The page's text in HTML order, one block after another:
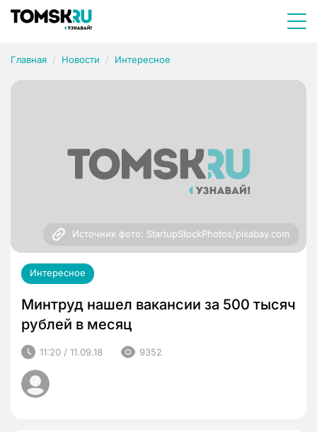
Главная Новости Интересное
Источник фото: StartupStockPhotos/pixabay.com
Интересное
Минтруд нашел вакансии за 500 тысяч
рублей в месяц
11:20 / 11.09.18 9352